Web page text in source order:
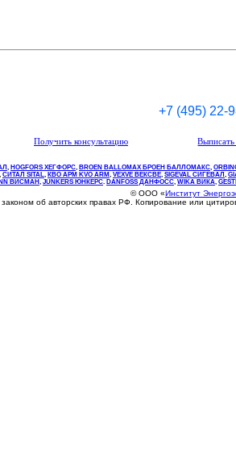
+7 (495) 22-
Получить консультацию
, НOGFORS ХЕГФОРС, BROEN BALLOMAX БРОЕН БАЛЛОМАКС,
, СИТАЛ SITAL, КВО АРМ KVO ARM, VEXVE ВЕКСВЕ, SIGEVAL СИГЕВАЛ ,
ВИСМАН , JUNKERS ЮНКЕРС. DANFOSS ДАНФОСС, WIKA ВИКА,
© ООО «Институт
законом об авторских правах РФ. Копирование или